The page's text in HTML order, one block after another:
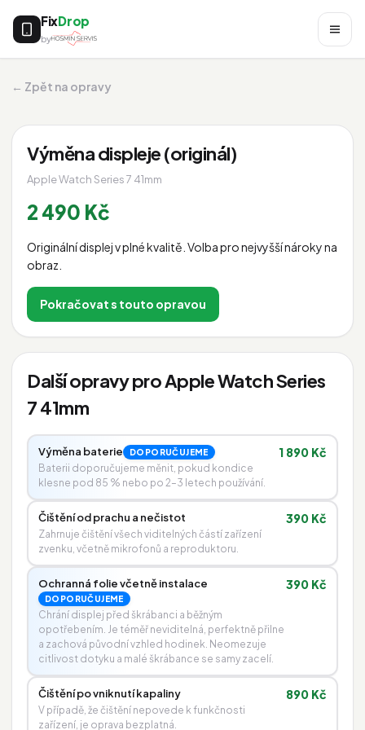
FixDrop
by
← Zpět na opravy
Výměna displeje (originál)
Apple Watch Series 7 41mm
2 490 Kč
Originální displej v plné kvalitě. Volba pro nejvyšší nároky na
obraz.
Pokračovat s touto opravou
Další opravy pro Apple Watch Series
7 41mm
Výměna baterie DOPORUČUJEME
Baterii doporučujeme měnit, pokud kondice
klesne pod 85 % nebo po 2–3 letech používání.
1 890 Kč
Čištění od prachu a nečistot
Zahrnuje čištění všech viditelných částí zařízení
zvenku, včetně mikrofonů a reproduktoru.
390 Kč
Ochranná folie včetně instalace
DOPORUČUJEME
Chrání displej před škrábanci a běžným
opotřebením. Je téměř neviditelná, perfektně přilne
a zachová původní vzhled hodinek. Neomezuje
citlivost dotyku a malé škrábance se samy zacelí.
390 Kč
Čištění po vniknutí kapaliny
V případě, že čištění nepovede k funkčnosti
zařízení, je oprava bezplatná.
890 Kč